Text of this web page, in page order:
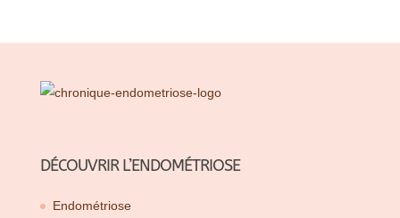
DÉCOUVRIR L’ENDOMÉTRIOSE
Endométriose